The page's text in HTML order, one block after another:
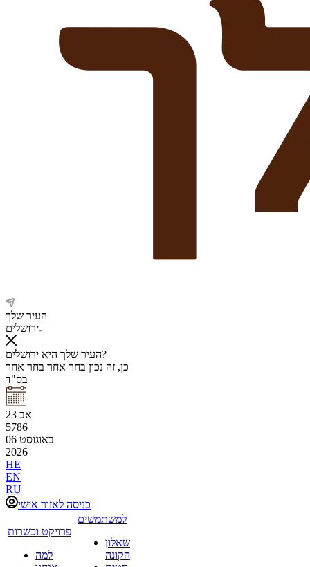
העיר שלך
ירושלים
העיר שלך היא ירושלים?
כן, זה נכון בחר אחר בחר אחר
בס"ד
23 אב
5786
06 באוגוסט
2026
HE
EN
RU
כניסה לאזור אישי
פרויקט וכשרות
למה
למשתמשים
שאלון
הקונה